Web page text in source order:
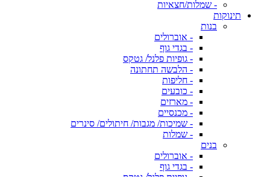
- שמלות/חצאיות
תינוקות
בנות
- אוברולים
- בגדי גוף
- גופיות פלנל/ גטקס
- הלבשה תחתונה
- חליפות
- כובעים
- מארזים
- מכנסיים
- שמיכות/ מגבות/ חיתולים/ סינרים
- שמלות
בנים
- אוברולים
- בגדי גוף